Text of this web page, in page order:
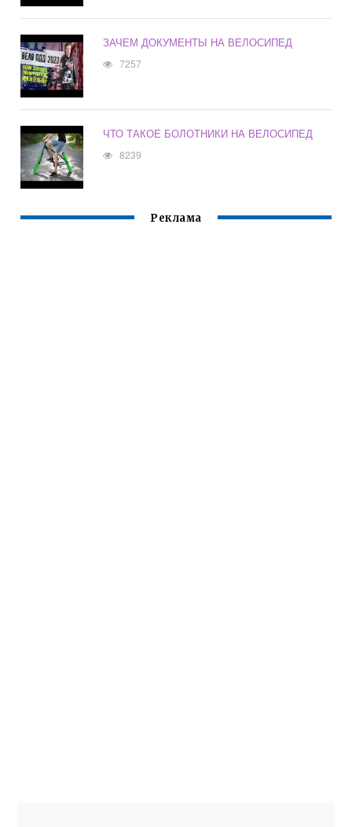
ЗАЧЕМ ДОКУМЕНТЫ НА ВЕЛОСИПЕД
7257
ЧТО ТАКОЕ БОЛОТНИКИ НА ВЕЛОСИПЕД
8239
Реклама